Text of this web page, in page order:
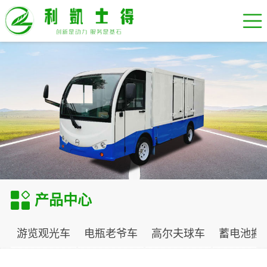
产品中心
游览观光车 电瓶老爷车 高尔夫球车 蓄电池搬